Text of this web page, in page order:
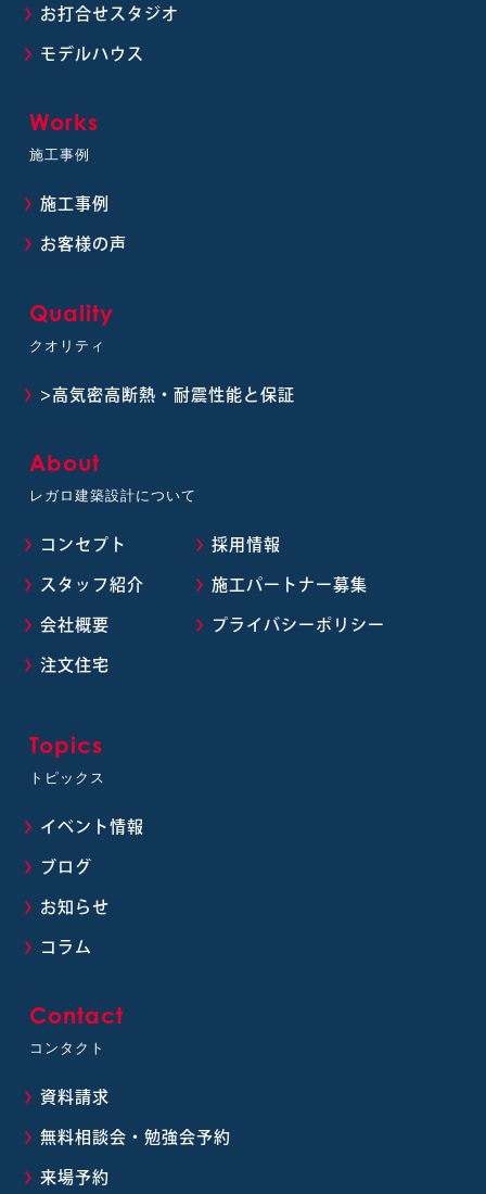
お打合せスタジオ
モデルハウス
Works
施工事例
施工事例
お客様の声
Quality
クオリティ
>高気密高断熱・耐震性能と保証
About
レガロ建築設計について
コンセプト 採用情報
スタッフ紹介 施工パートナー募集
会社概要 プライバシーポリシー
注文住宅
Topics
トピックス
イベント情報
ブログ
お知らせ
コラム
Contact
コンタクト
資料請求
無料相談会・勉強会予約
来場予約